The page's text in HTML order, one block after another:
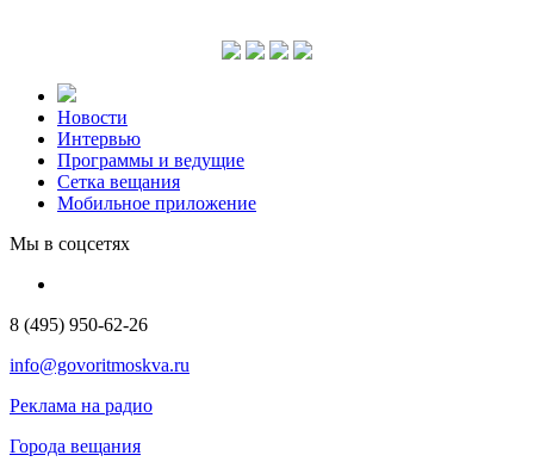
Новости
Интервью
Программы и ведущие
Сетка вещания
Мобильное приложение
Мы в соцсетях
8 (495) 950-62-26
info@govoritmoskva.ru
Реклама на радио
Города вещания